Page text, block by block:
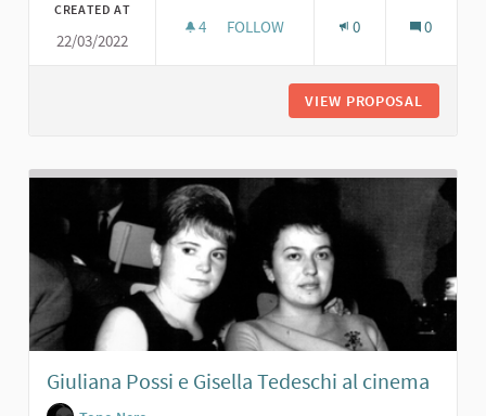
CREATED AT
22/03/2022
4 4 FOLLOWERS
FOLLOW 0 0
VIEW PROPOSAL
Giuliana Possi e Gisella Tedeschi al cinema